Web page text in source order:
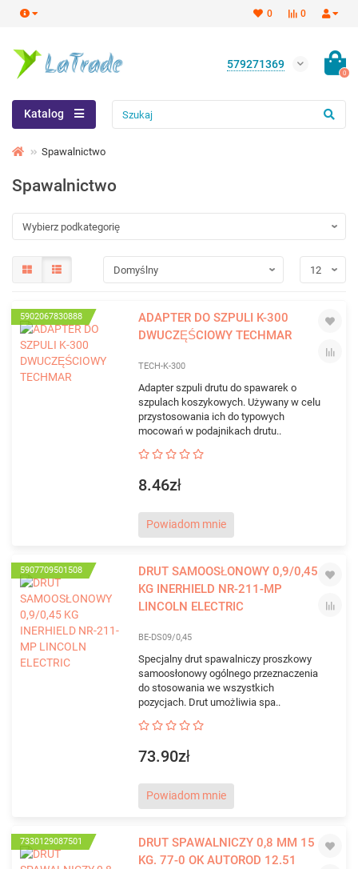
0
0
579271369
0
Katalog
Spawalnictwo
Spawalnictwo
5902067830888
ADAPTER DO SZPULI K-300
DWUCZĘŚCIOWY TECHMAR
TECH-K-300
Adapter szpuli drutu do spawarek o
szpulach koszykowych. Używany w celu
przystosowania ich do typowych
mocowań w podajnikach drutu..
8.46zł
Powiadom mnie
5907709501508
DRUT SAMOOSŁONOWY 0,9/0,45
KG INERHIELD NR-211-MP
LINCOLN ELECTRIC
BE-DS09/0,45
Specjalny drut spawalniczy proszkowy
samoosłonowy ogólnego przeznaczenia
do stosowania we wszystkich
pozycjach. Drut umożliwia spa..
73.90zł
Powiadom mnie
7330129087501
DRUT SPAWALNICZY 0,8 MM 15
KG. 77-0 OK AUTOROD 12.51